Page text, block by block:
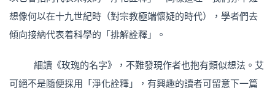
想像何以在十九世紀時（對宗教極端懷疑的時代），學者們去
傾向接納代表着科學的「排解詮釋」。
細讀《玫瑰的名字》，不難發現作者也抱有類似想法。艾
可絕不是隨便採用「淨化詮釋」，有興趣的讀者可留意下一篇